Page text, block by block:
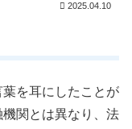
2025.04.10
を耳にしたことが
関とは異なり、法